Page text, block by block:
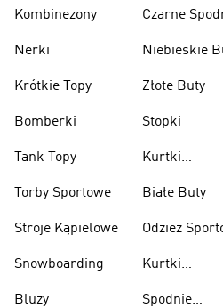
Kombinezony
Nerki
Krótkie Topy
Bomberki
Tank Topy
Torby Sportowe
Stroje Kąpielowe
Snowboarding
Bluzy
Czarne
Niebieskie
Złote Buty
Stopki
Kurtki
Białe Buty
Odzież
Kurtki
Spodnie